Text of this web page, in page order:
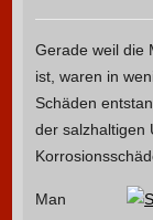
Gerade weil die
ist, waren in
Schäden
der salzhaltigen
Man